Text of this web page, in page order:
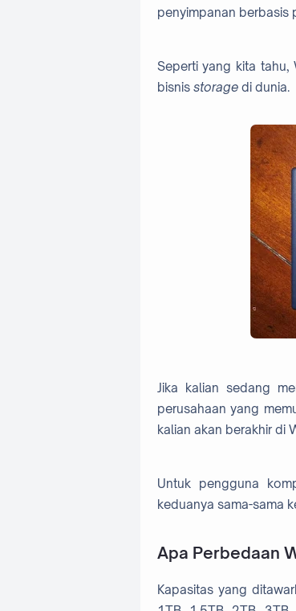
penyimpanan berbasis
Seperti yang kita tahu,
bisnis storagedi dunia.
Jika kalian sedang
perusahaan yang
kalian akan berakhir di
Untuk pengguna
keduanya sama-sama
Apa Perbedaan
Kapasitas yang